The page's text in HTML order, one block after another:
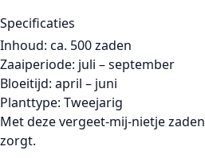
Specificaties
Inhoud: ca. 500 zaden
Zaaiperiode: juli – september
Bloeitijd: april – juni
Planttype: Tweejarig
Met dezevergeet-mij-nietje zaden
zorgt.